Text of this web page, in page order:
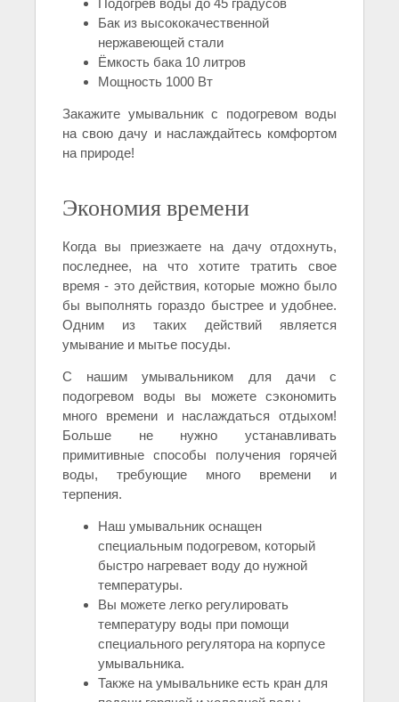
Подогрев воды до 45 градусов
Бак из высококачественной
нержавеющей стали
Ёмкость бака 10 литров
Мощность 1000 Вт
Закажите умывальник с подогревом воды
на свою дачу и наслаждайтесь комфортом
на природе!
Экономия времени
Когда вы приезжаете на дачу отдохнуть,
последнее, на что хотите тратить свое
время - это действия, которые можно было
бы выполнять гораздо быстрее и удобнее.
Одним из таких действий является
умывание и мытье посуды.
С нашим умывальником для дачи с
подогревом воды вы можете сэкономить
много времени и наслаждаться отдыхом!
Больше не нужно устанавливать
примитивные способы получения горячей
воды, требующие много времени и
терпения.
Наш умывальник оснащен
специальным подогревом, который
быстро нагревает воду до нужной
температуры.
Вы можете легко регулировать
температуру воды при помощи
специального регулятора на корпусе
умывальника.
Также на умывальнике есть кран для